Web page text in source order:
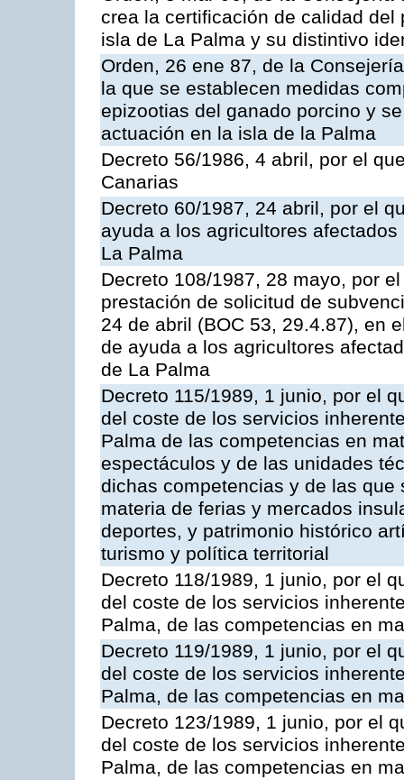
crea la certificación de calidad
isla de La Palma y su distintivo
Orden, 26 ene 87, de la
la que se establecen medidas
epizootias del ganado porcino y
actuación en la isla de la Palma
Decreto 56/1986, 4 abril, por el
Canarias
Decreto 60/1987, 24 abril, por el
ayuda a los agricultores
La Palma
Decreto 108/1987, 28 mayo, por
prestación de solicitud de
24 de abril (BOC 53, 29.4.87), en
de ayuda a los agricultores
de La Palma
Decreto 115/1989, 1 junio, por el
del coste de los servicios
Palma de las competencias en
espectáculos y de las unidades
dichas competencias y de las
materia de ferias y mercados
deportes, y patrimonio histórico
turismo y política territorial
Decreto 118/1989, 1 junio, por el
del coste de los servicios
Palma, de las competencias en
Decreto 119/1989, 1 junio, por el
del coste de los servicios
Palma, de las competencias en
Decreto 123/1989, 1 junio, por el
del coste de los servicios
Palma, de las competencias en